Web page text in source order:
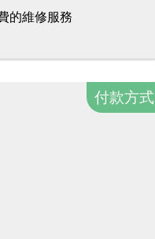
的維修服務
付款方式